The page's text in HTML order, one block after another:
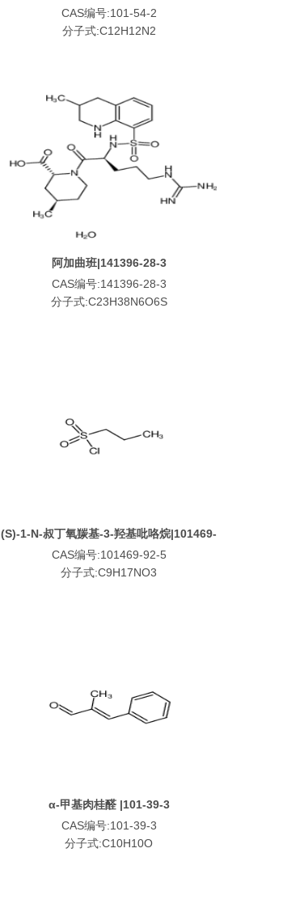
CAS编号:101-54-2
分子式:C12H12N2
阿加曲班|141396-28-3
CAS编号:141396-28-3
分子式:C23H38N6O6S
(S)-1-N-叔丁氧羰基-3-羟基吡咯烷|101469-
92-5
CAS编号:101469-92-5
分子式:C9H17NO3
α-甲基肉桂醛 |101-39-3
CAS编号:101-39-3
分子式:C10H10O